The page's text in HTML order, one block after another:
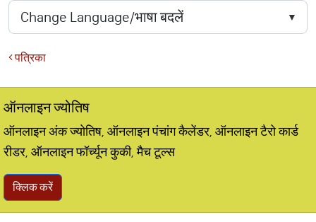
पत्रिका
ऑनलाइन ज्योतिष
ऑनलाइन अंक ज्योतिष, ऑनलाइन पंचांग कैलेंडर, ऑनलाइन टैरो कार्ड
रीडर, ऑनलाइन फॉर्च्यून कुकी, मैच टूल्स
क्लिक करें